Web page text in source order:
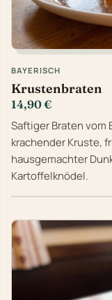
BAYERISCH
Krustenbraten
14,90 €
Saftiger Braten vom
krachender Kruste,
hausgemachter
Kartoffelknödel.